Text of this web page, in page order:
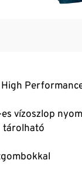
vízoszlop
tárolható